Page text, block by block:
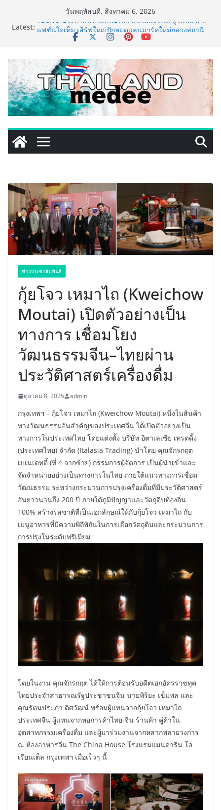
วันพฤหัสบดี, สิงหาคม 6, 2026
Latest: TECNO ประกาศทรานส์ฟอร์มจากเกมมิ่งโฟน สู่ไลฟ์สไตล์
แฟชั่นไอเท็ม เสิร์ฟใหญ่ปักหมุดแลนมาร์คใหม่กลางสถานี
ครั้งแรกของอุตสาหกรรมสีไทย นิปปอนเพนต์ผนึก 6 พันธ
มิตรโมเดิร์นเทรดชั้นนำ นำร่องเปิดตัว “NIPPON PAINT
WORRY FREE” โปรแกรมดูแลคุณภาพฟิล์มสีหลังการขาย
ยกระดับความมั่นใจลูกค้าด้วยผลิตภัณฑ์คุณภาพและ
บริการหลังการขายที่ครบวงจร
434 วันแห่งการรอคอย มูลนิธิ “เพจอีจัน” ส่งมอบ โรงเรียน
เด็กพิเศษทองผาภูมิ ให้กระทรวงศึกษาธิการ ส่งต่อโอกาส
ทางการศึกษาให้เด็กพิเศษกว่า 100 คน ใช้เวลา 434 วัน
เปลี่ยนพื้นที่ว่างเปล่าให้กลายเป็นโรงเรียนแห่งความหวัง
ททท. ประกาศความสำเร็จ Village to the World Season
5 ผนึก 9 พันธมิตร ขับเคลื่อน ESG Tourism สืบสานพระ
แห่งใหม่ในชลบุรี เดินหน้าขยายฐานการผลิตสู่เอเชียตะวัน
ออกเฉียงใต้ เสริมแกร่งยุทธศาสตร์ระดับโลก
ข่าวประชาสัมพันธ์
กุ้ยโจว เหมาไถ (Kweichow
Moutai) เปิดตัวอย่างเป็น
ทางการ เชื่อมโยง
วัฒนธรรมจีน–ไทยผ่าน
ประวัติศาสตร์เครื่องดื่ม
ตุลาคม 8, 2025 admin
กรุงเทพฯ – กุ้ยโจว เหมาไถ (Kweichow Moutai) หนึ่งในสินค้า
ทางวัฒนธรรมอันสำคัญของประเทศจีน ได้เปิดตัวอย่างเป็น
ทางการในประเทศไทย โดยแต่งตั้ง บริษัท อิตาเลเซีย เทรดดิ้ง
(ประเทศไทย) จำกัด (Italasia Trading) นำโดย คุณจักรกฤต
เบเนเดทตี้ (ที่ 4 จากซ้าย) กรรมการผู้จัดการ เป็นผู้นำเข้าและ
จัดจำหน่ายอย่างเป็นทางการในไทย ภายใต้แนวทางการเชื่อม
วัฒนธรรม ระหว่างกระบวนการปรุงเครื่องดื่มที่มีประวัติศาสตร์
อันยาวนานถึง 200 ปี ภายใต้ภูมิปัญญาและวัตถุดิบท้องถิ่น
100% สร้างรสชาติที่เป็นเอกลักษณ์ให้กับกุ้ยโจว เหมาไถ กับ
เมนูอาหารที่มีความพิถีพิถันในการเลือกวัตถุดิบและกระบวนการ
การปรุงในระดับพรีเมี่ยม
โดยในงาน คุณจักรกฤต ได้ให้การต้อนรับอดีตเอกอัครราชทูต
ไทยประจำสาธารณรัฐประชาชนจีน นายพิริยะ เข็มพล และ
คุณรัตนประภา ดิศวัฒน์ พร้อมผู้แทนจากกุ้ยโจว เหมาไถ
ประเทศจีน ผู้แทนจากหอการค้าไทย-จีน ร้านค้า คู่ค้าใน
อุตสาหกรรมเครื่องดื่ม และผู้มาร่วมงานจากหลากหลายวงการ
ณ ห้องอาหารจีน The China House โรงแรมแมนดาริน โอ
เรียนเต็ล กรุงเทพฯ เมื่อเร็วๆ นี้